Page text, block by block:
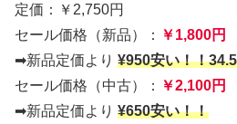
定価：￥2,750円
セール価格（新品）： ￥1,800円
➡新品定価より ¥950安い！！
セール価格（中古）： ￥2,100円
➡新品定価より ¥650安い！！